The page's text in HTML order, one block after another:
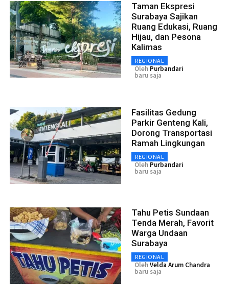
Taman Ekspresi
Surabaya Sajikan
Ruang Edukasi, Ruang
Hijau, dan Pesona
Kalimas
REGIONAL
Oleh Purbandari
baru saja
Fasilitas Gedung
Parkir Genteng Kali,
Dorong Transportasi
Ramah Lingkungan
REGIONAL
Oleh Purbandari
baru saja
Tahu Petis Sundaan
Tenda Merah, Favorit
Warga Undaan
Surabaya
REGIONAL
OlehVelda Arum Chandra
baru saja